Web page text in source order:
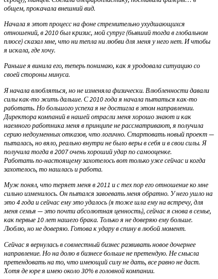
общем, прокачала внешний вид.
Начала я этот процесс на фоне стремительно ухудшающихся
отношений, в 2010 был кризис, мой супруг (бывший тогда в глобальном
плюсе) сказал мне, что ни тепла ни любви для меня у него нет. И чтобы
я искала, где хочу.
Раньше я винила его, теперь понимаю, как я уродовала ситуацию со
своей стороны минуса.
Я начала влюбляться, но не изменяла физически. Влюбленности давали
силы как-то жить дальше. С 2010 года я начала пытаться как-то
работать. Но большого успеха я не достигла в этом направлении.
Директора компаний в нашей отрасли меня хорошо знают и как
наемного работника меня в принципе не рассматривают, я получила
серию недоуменных отказов, что логично. Стартовать новый проект —
пыталась, но вяло, реально внутри не было веры в себя и в свои силы. Я
получила тогда в 2007 очень хороший удар по самооценке.
Работать по-настоящему захотелось вот только уже сейчас и когда
захотелось, то нашлась и работа.
Муж понял, что теряет меня в 2011 и с тех пор его отношение ко мне
сильно изменилось. Он пытался завоевать меня обратно. У него ушло на
это 4 года и сейчас ему это удалось (я тоже шла ему на встречу, для
меня семья — это почти абсолютная ценность), сейчас я снова в семье,
как первые 10 лет нашего брака. Только я не доверяю ему больше.
Люблю, но не доверяю. Готова к удару в спину в любой момент.
Сейчас я вернулась в совместный бизнес развивать новое дочернее
направление. Но на долю в бизнесе больше не претендую. Не смысла
претендовать на то, что имеющий силу не дать, все равно не даст.
Хотя де юре я имею около 30% в головной компании.